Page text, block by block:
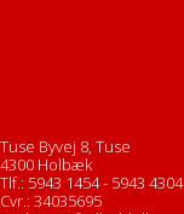
Tuse Byvej 8, Tuse
4300 Holbæk
Tlf.: 5943 1454 - 5943 4304
Cvr.: 34035695